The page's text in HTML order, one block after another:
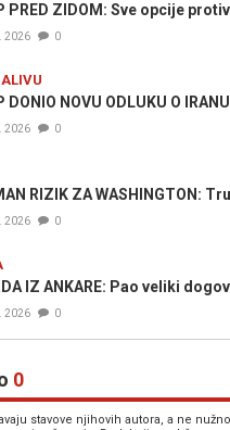
PRED ZIDOM: Sve opcije
2026 0
DONIO NOVU ODLUKU O
2026 0
RIZIK ZA WASHINGTON:
2026 0
IZ ANKARE: Pao veliki
2026 0
0
stavove njihovih autora, a ne